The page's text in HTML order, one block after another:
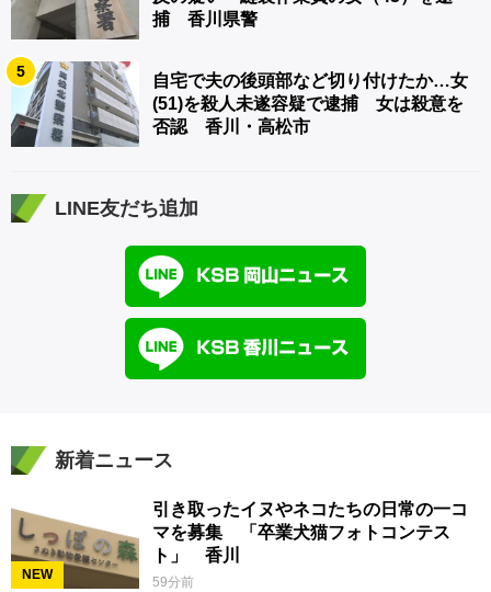
捕 香川県警
5
自宅で夫の後頭部など切り付けたか…女
(51)を殺人未遂容疑で逮捕 女は殺意を
否認 香川・高松市
LINE友だち追加
新着ニュース
NEW
引き取ったイヌやネコたちの日常の一コ
マを募集 「卒業犬猫フォトコンテス
ト」 香川
59分前